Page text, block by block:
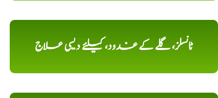
ٹانسلز، گلے کے غدود، کیلئے دیسی علاج